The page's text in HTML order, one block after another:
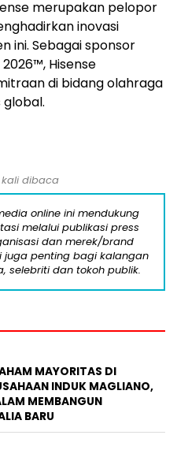
merupakan pelopor
inovasi
ini. Sebagai sponsor
Hisense
di bidang olahraga
kali dibaca
online ini mendukung
melalui publikasi press
dan merek/brand
juga penting bagi kalangan
selebriti dan tokoh publik.
MAYORITAS DI
INDUK MAGLIANO,
MEMBANGUN
BARU